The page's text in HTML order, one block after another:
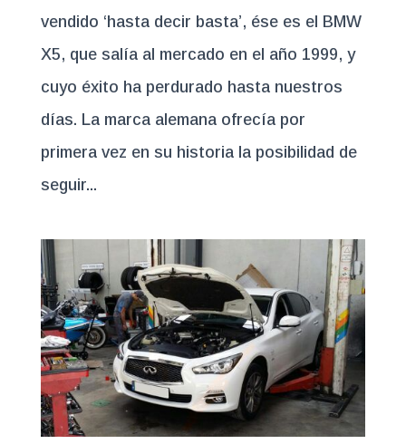
vendido ‘hasta decir basta’, ése es el BMW
X5, que salía al mercado en el año 1999, y
cuyo éxito ha perdurado hasta nuestros
días. La marca alemana ofrecía por
primera vez en su historia la posibilidad de
seguir...